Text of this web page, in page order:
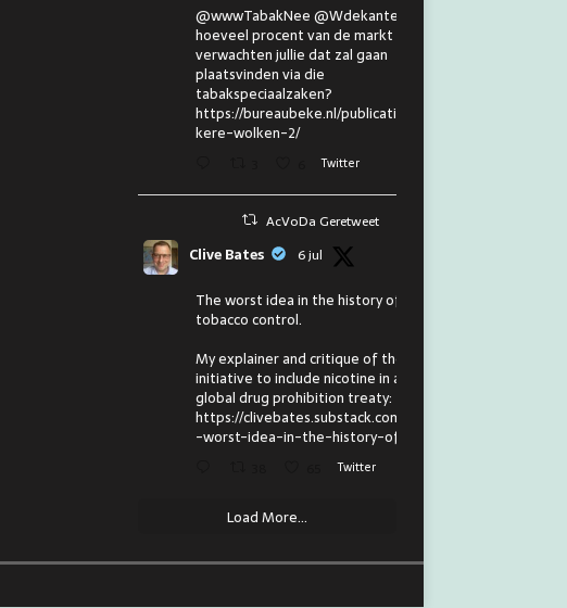
@wwwTabakNee @Wdekanter En
hoeveel procent van de markt
verwachten jullie dat zal gaan
plaatsvinden via die
tabakspeciaalzaken?
https://bureaubeke.nl/publicaties/don
kere-wolken-2/
Twitter
AcVoDa Geretweet
Clive Bates 6 jul
The worst idea in the history of
tobacco control.
My explainer and critique of the
initiative to include nicotine in a
global drug prohibition treaty:
https://clivebates.substack.com/p/the
-worst-idea-in-the-history-of
Twitter
Load More...